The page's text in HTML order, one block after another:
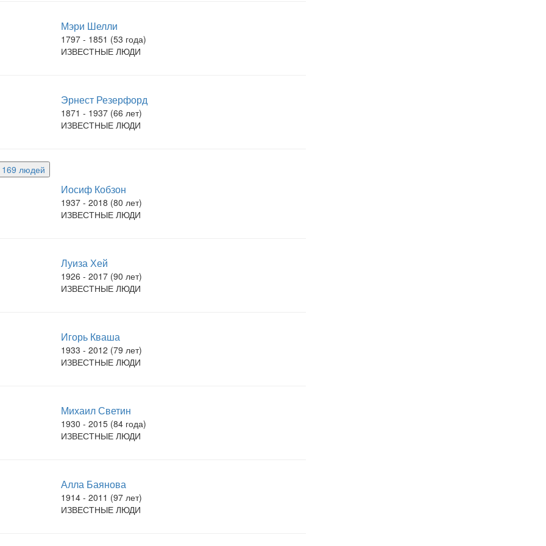
Мэри Шелли
1797 - 1851 (53 года)
ИЗВЕСТНЫЕ ЛЮДИ
Эрнест Резерфорд
1871 - 1937 (66 лет)
ИЗВЕСТНЫЕ ЛЮДИ
людей
Иосиф Кобзон
1937 - 2018 (80 лет)
ИЗВЕСТНЫЕ ЛЮДИ
Луиза Хей
1926 - 2017 (90 лет)
ИЗВЕСТНЫЕ ЛЮДИ
Игорь Кваша
1933 - 2012 (79 лет)
ИЗВЕСТНЫЕ ЛЮДИ
Михаил Светин
1930 - 2015 (84 года)
ИЗВЕСТНЫЕ ЛЮДИ
Алла Баянова
1914 - 2011 (97 лет)
ИЗВЕСТНЫЕ ЛЮДИ